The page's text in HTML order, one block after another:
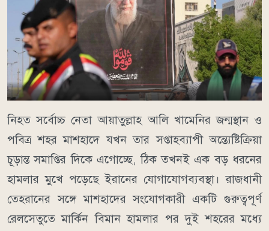
নিহত সর্বোচ্চ নেতা আয়াতুল্লাহ আলি খামেনির জন্মস্থান ও
পবিত্র শহর মাশহাদে যখন তার সপ্তাহব্যাপী অন্ত্যেষ্টিক্রিয়া
চূড়ান্ত সমাপ্তির দিকে এগোচ্ছে, ঠিক তখনই এক বড় ধরনের
হামলার মুখে পড়েছে ইরানের যোগাযোগব্যবস্থা। রাজধানী
তেহরানের সঙ্গে মাশহাদের সংযোগকারী একটি গুরুত্বপূর্ণ
রেলসেতুতে মার্কিন বিমান হামলার পর দুই শহরের মধ্যে